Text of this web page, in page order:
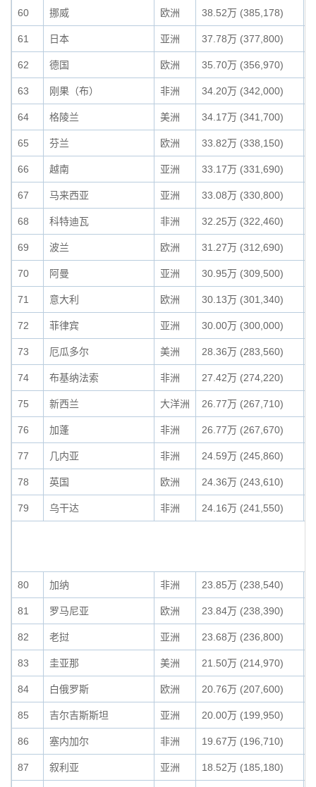
60 挪威 欧洲 38.52万 (385,178)
61 日本 亚洲 37.78万 (377,800)
62 德国 欧洲 35.70万 (356,970)
63 刚果（布） 非洲 34.20万 (342,000)
64 格陵兰 美洲 34.17万 (341,700)
65 芬兰 欧洲 33.82万 (338,150)
66 越南 亚洲 33.17万 (331,690)
67 马来西亚 亚洲 33.08万 (330,800)
68 科特迪瓦 非洲 32.25万 (322,460)
69 波兰 欧洲 31.27万 (312,690)
70 阿曼 亚洲 30.95万 (309,500)
71 意大利 欧洲 30.13万 (301,340)
72 菲律宾 亚洲 30.00万 (300,000)
73 厄瓜多尔 美洲 28.36万 (283,560)
74 布基纳法索 非洲 27.42万 (274,220)
75 新西兰 大洋洲 26.77万 (267,710)
76 加蓬 非洲 26.77万 (267,670)
77 几内亚 非洲 24.59万 (245,860)
78 英国 欧洲 24.36万 (243,610)
79 乌干达 非洲 24.16万 (241,550)
80 加纳 非洲 23.85万 (238,540)
81 罗马尼亚 欧洲 23.84万 (238,390)
82 老挝 亚洲 23.68万 (236,800)
83 圭亚那 美洲 21.50万 (214,970)
84 白俄罗斯 欧洲 20.76万 (207,600)
85 吉尔吉斯斯坦 亚洲 20.00万 (199,950)
86 塞内加尔 非洲 19.67万 (196,710)
87 叙利亚 亚洲 18.52万 (185,180)